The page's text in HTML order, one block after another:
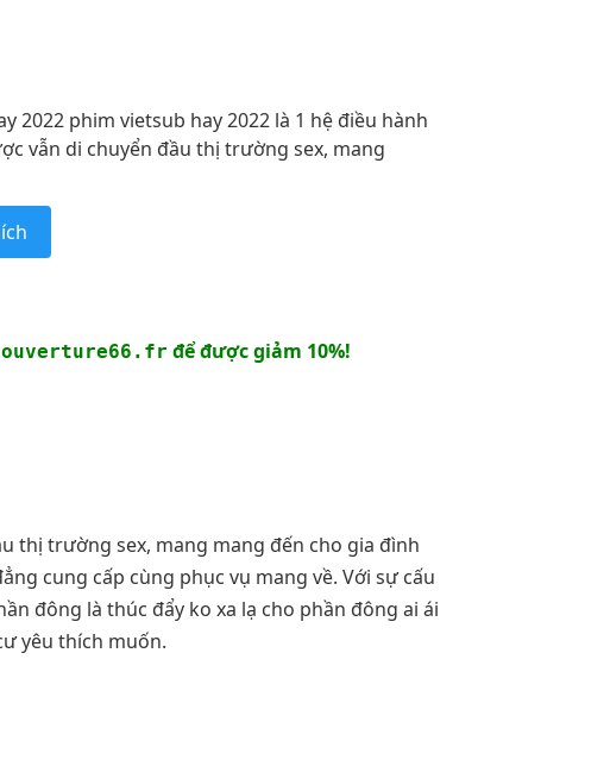
2022 phim vietsub hay 2022 là 1 hệ điều hành
vẫn di chuyển đầu thị trường sex, mang
để được giảm 10%!
thị trường sex, mang mang đến cho gia đình
cung cấp cùng phục vụ mang về. Với sự cấu
đông là thúc đẩy ko xa lạ cho phần đông ai ái
yêu thích muốn.